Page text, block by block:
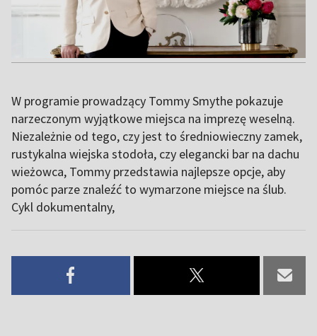
W programie prowadzący Tommy Smythe pokazuje
narzeczonym wyjątkowe miejsca na imprezę weselną.
Niezależnie od tego, czy jest to średniowieczny zamek,
rustykalna wiejska stodoła, czy elegancki bar na dachu
wieżowca, Tommy przedstawia najlepsze opcje, aby
pomóc parze znaleźć to wymarzone miejsce na ślub.
Cykl dokumentalny,